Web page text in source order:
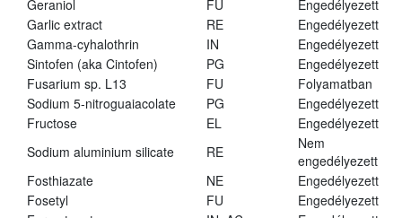
Geraniol
FU
Engedélyezett
Garlic extract
RE
Engedélyezett
Gamma-cyhalothrin
IN
Engedélyezett
Sintofen (aka Cintofen)
PG
Engedélyezett
Fusarium sp. L13
FU
Folyamatban
Sodium 5-nitroguaiacolate
PG
Engedélyezett
Fructose
EL
Engedélyezett
Sodium aluminium silicate
RE
Nem
engedélyezett
Fosthiazate
NE
Engedélyezett
Fosetyl
FU
Engedélyezett